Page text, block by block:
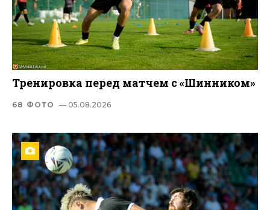
Тренировка перед матчем с «Шинником»
68 ФОТО — 05.08.2026